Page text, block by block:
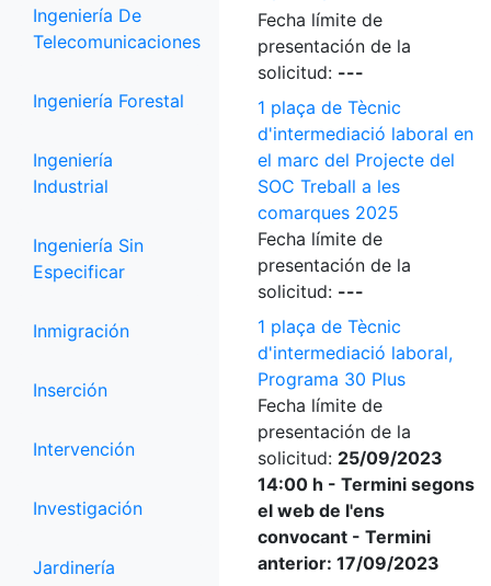
Ingeniería De
Telecomunicaciones
Ingeniería Forestal
Ingeniería
Industrial
Ingeniería Sin
Especificar
Inmigración
Inserción
Intervención
Investigación
Jardinería
Fecha límite de
presentación de la
solicitud: ---
1 plaça de Tècnic
d'intermediació laboral en
el marc del Projecte del
SOC Treball a les
comarques 2025
Fecha límite de
presentación de la
solicitud: ---
1 plaça de Tècnic
d'intermediació laboral,
Programa 30 Plus
Fecha límite de
presentación de la
solicitud: 25/09/2023
14:00 h - Termini segons
el web de l'ens
convocant - Termini
anterior: 17/09/2023